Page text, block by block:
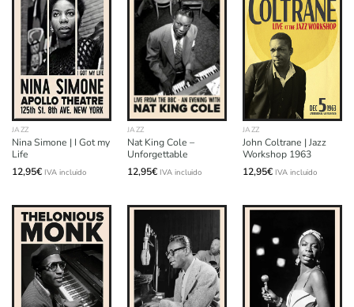
JAZZ
Nina Simone | I Got my
Life
12,95€ IVA incluido
JAZZ
Nat King Cole –
Unforgettable
12,95€ IVA incluido
JAZZ
John Coltrane | Jazz
Workshop 1963
12,95€ IVA incluido